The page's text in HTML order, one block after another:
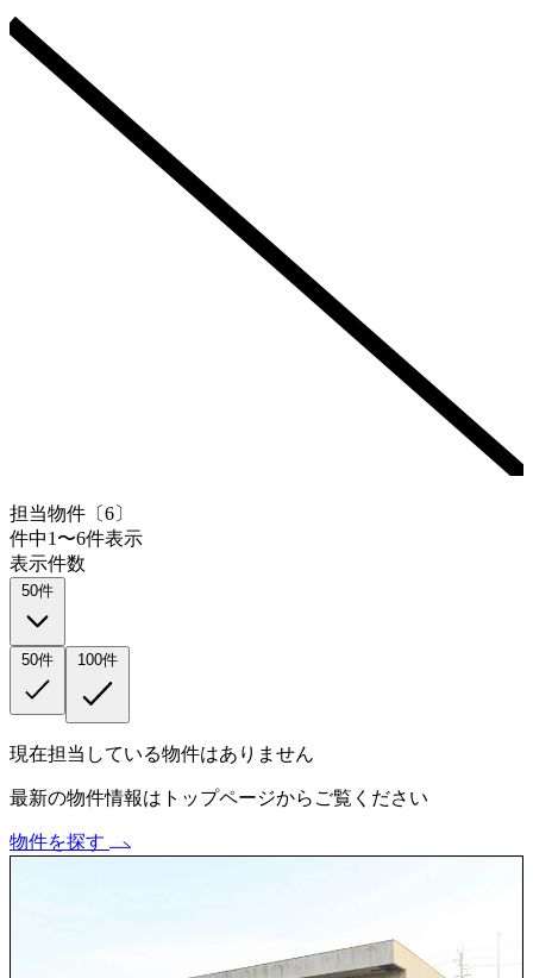
担当物件〔6〕
件中1〜6件表示
表示件数
50件
50件 100件
現在担当している物件はありません
最新の物件情報はトップページからご覧ください
物件を探す